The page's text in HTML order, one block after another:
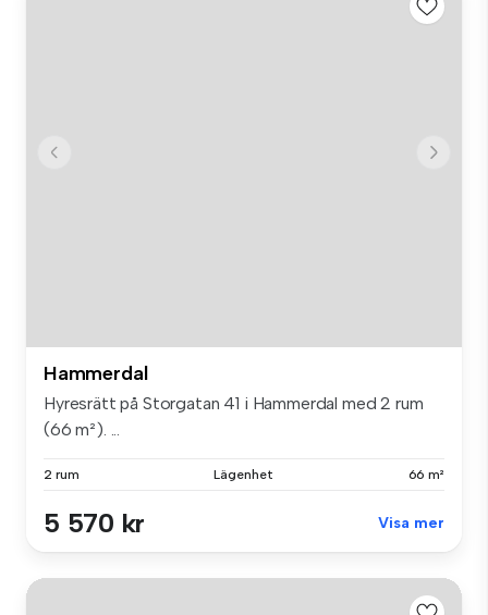
Hammerdal
Hyresrätt på Storgatan 41 i Hammerdal med 2 rum
(66 m²). ...
2 rum Lägenhet 66 m²
5 570 kr Visa mer